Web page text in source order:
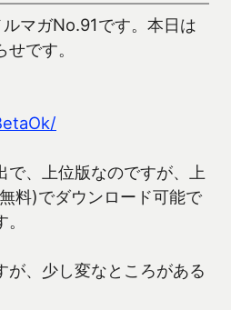
マガNo.91です。本日は
です。
で、上位版なのですが、上
料)でダウンロード可能で
が、少し変なところがある